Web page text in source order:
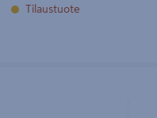
Tilaustuote